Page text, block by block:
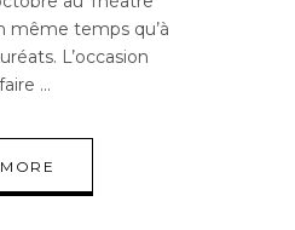
même temps qu’à
L’occasion